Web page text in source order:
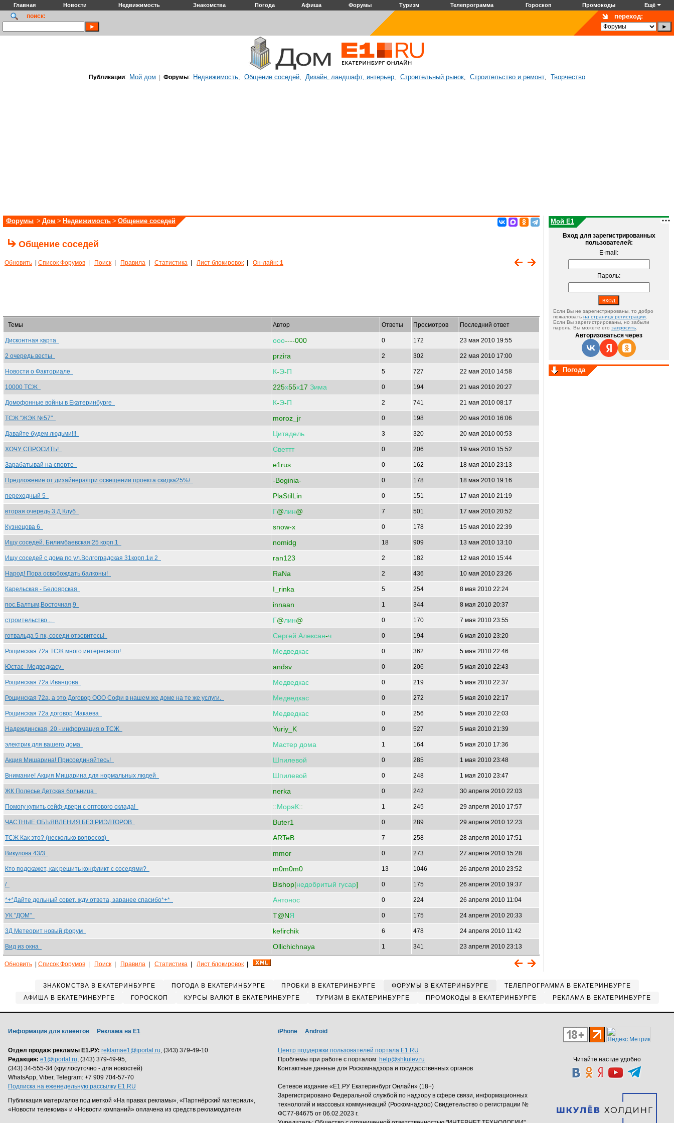
Главная Новости Недвижимость Знакомства Погода Афиша Форумы Туризм Телепрограмма Гороскоп Промокоды Ещё
поиск: переход:
Публикации: Мой дом Форумы: Недвижимость, Общение соседей, Дизайн, ландшафт, интерьер, Строительный рынок, Строительство и ремонт, Творчество
Форумы > Дом > Недвижимость > Общение соседей
Общение соседей
Обновить Список Форумов Поиск Правила Статистика Лист блокировок Он-лайн: 1
Темы Автор Ответы Просмотров Последний ответ
Дисконтная карта ооо----000 0 172 23 мая 2010 19:55
2 очередь весты przira 2 302 22 мая 2010 17:00
Новости о Факториале К-Э-П 5 727 22 мая 2010 14:58
10000 ТСЖ 225х55х17 Зима 0 194 21 мая 2010 20:27
Домофонные войны в Екатеринбурге К-Э-П 2 741 21 мая 2010 08:17
ТСЖ "ЖЭК №57" moroz_jr 0 198 20 мая 2010 16:06
Давайте будем людьми!!! Цитадель 3 320 20 мая 2010 00:53
ХОЧУ СПРОСИТЬ! Светтт 0 206 19 мая 2010 15:52
Зарабатывай на спорте e1rus 0 162 18 мая 2010 23:13
Предложение от дизайнера/при освещении проекта скидка25%/ -Boginia- 0 178 18 мая 2010 19:16
переходный 5 PlaStilLin 0 151 17 мая 2010 21:19
вторая очередь 3 Д Клуб Г@лин@ 7 501 17 мая 2010 20:52
Кузнецова 6 snow-x 0 178 15 мая 2010 22:39
Ищу соседей. Билимбаевская 25 корп.1 nomidg 18 909 13 мая 2010 13:10
Ищу соседей с дома по ул.Волгоградская 31корп.1и 2 ran123 2 182 12 мая 2010 15:44
Народ! Пора освобождать балконы! RaNa 2 436 10 мая 2010 23:26
Карельская - Белоярская I_rinka 5 254 8 мая 2010 22:24
пос.Балтым,Восточная,9 innaan 1 344 8 мая 2010 20:37
строительство... Г@лин@ 0 170 7 мая 2010 23:55
готвальда 5 пк, соседи отзовитесь! Сергей Алексан-ч 0 194 6 мая 2010 23:20
Рощинская 72а ТСЖ много интересного! Медведкас 0 362 5 мая 2010 22:46
Юстас- Медведкасу andsv 0 206 5 мая 2010 22:43
Рощинская 72а Иванцова Медведкас 0 219 5 мая 2010 22:37
Рощинская 72а, а это Договор ООО Софи в нашем же доме на те же услуги. Медведкас 0 272 5 мая 2010 22:17
Рощинская 72а договор Макаева Медведкас 0 256 5 мая 2010 22:03
Надеждинская, 20 - информация о ТСЖ Yuriy_K 0 527 5 мая 2010 21:39
электрик для вашего дома Мастер дома 1 164 5 мая 2010 17:36
Акция Мишарина! Присоединяйтесь! Шпилевой 0 285 1 мая 2010 23:48
Внимание! Акция Мишарина для нормальных людей Шпилевой 0 248 1 мая 2010 23:47
ЖК Полесье Детская больница nerka 0 242 30 апреля 2010 22:03
Помогу купить сейф-двери с оптового склада! ::МоряК:: 1 245 29 апреля 2010 17:57
ЧАСТНЫЕ ОБЪЯВЛЕНИЯ БЕЗ РИЭЛТОРОВ Buter1 0 289 29 апреля 2010 12:23
ТСЖ Как это? (несколько вопросов) ARTeB 7 258 28 апреля 2010 17:51
Викулова 43/3 mmor 0 273 27 апреля 2010 15:28
Кто подскажет, как решить конфликт с соседями? m0m0m0 13 1046 26 апреля 2010 23:52
/ Bishop[недобритый гусар] 0 175 26 апреля 2010 19:37
*+*Дайте дельный совет, жду ответа, заранее спасибо*+* Антонос 0 224 26 апреля 2010 11:04
УК "ДОМ" T@NЯ 0 175 24 апреля 2010 20:33
3Д Метеорит новый форум kefirchik 6 478 24 апреля 2010 11:42
Вид из окна Ollichichnaya 1 341 23 апреля 2010 23:13
Обновить Список Форумов Поиск Правила Статистика Лист блокировок
Мой E1
Вход для зарегистрированных
пользователей:
E-mail:
Пароль:
Если Вы не зарегистрированы, то добро
пожаловать на страницу регистрации
Если Вы зарегистрированы, но забыли
пароль, Вы можете его запросить
Авторизоваться через
Погода
ЗНАКОМСТВА В ЕКАТЕРИНБУРГЕ ПОГОДА В ЕКАТЕРИНБУРГЕ ПРОБКИ В ЕКАТЕРИНБУРГЕ ФОРУМЫ В ЕКАТЕРИНБУРГЕ
ТЕЛЕПРОГРАММА В ЕКАТЕРИНБУРГЕ
АФИША В ЕКАТЕРИНБУРГЕ
ГОРОСКОП КУРСЫ ВАЛЮТ В ЕКАТЕРИНБУРГЕ ТУРИЗМ В ЕКАТЕРИНБУРГЕ ПРОМОКОДЫ В ЕКАТЕРИНБУРГЕ РЕКЛАМА В ЕКАТЕРИНБУРГЕ
Читайте нас где удобно
Информация для клиентов Реклама на Е1
Отдел продаж рекламы Е1.РУ: reklamae1@iportal.ru, (343) 379-49-10
Редакция: e1@iportal.ru, (343) 379-49-95,
(343) 34-555-34 (круглосуточно - для новостей)
WhatsApp, Viber, Telegram: +7 909 704-57-70
Подписка на еженедельную рассылку E1.RU
Публикация материалов под меткой «На правах рекламы», «Партнёрский материал»,
«Новости телекома» и «Новости компаний» оплачена из средств рекламодателя
iPhone Android
Центр поддержки пользователей портала E1.RU
Проблемы при работе с порталом: help@shkulev.ru
Контактные данные для Роскомнадзора и государственных органов
Сетевое издание «Е1.РУ Екатеринбург Онлайн» (18+)
Зарегистрировано Федеральной службой по надзору в сфере связи, информационных
технологий и массовых коммуникаций (Роскомнадзор) Свидетельство о регистрации №
ФС77-84675 от 06.02.2023 г.